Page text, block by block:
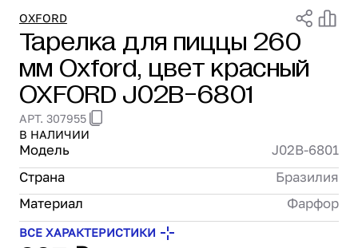
Проектирование
Сервис и монтаж
ПОКУПАТЕЛЯМ
Доставка и оплата
Гарантия и возврат
Лизинг
Акции
О GRANBAZAR
О нас
Бренды
Контакты
OXFORD
Тарелка для пиццы 260
мм Oxford, цвет красный
OXFORD J02B-6801
АРТ. 307955
В НАЛИЧИИ
Модель
J02B-6801
Страна
Бразилия
Материал
Фарфор
ВСЕ ХАРАКТЕРИСТИКИ